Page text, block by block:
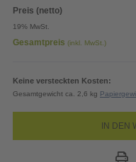
Preis (netto)
19% MwSt.
Gesamtpreis (inkl. MwSt.)
Keine versteckten Kosten:
Gesamtgewicht ca. 2,6 kg
IN DEN